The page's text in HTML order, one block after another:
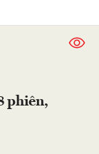
phiên,